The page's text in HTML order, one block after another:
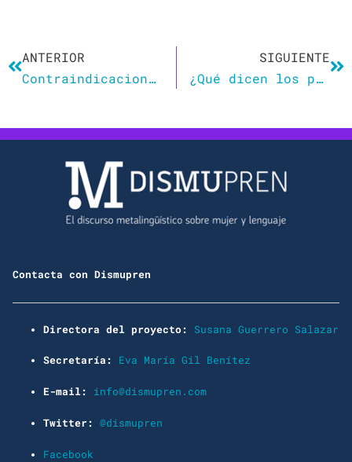
ANTERIOR
Contraindicaciones del masculino genérico
SIGUIENTE
¿Qué dicen los programas electorales del feminismo?
Contacta con Dismupren
Directora del proyecto: Susana Guerrero Salazar
Secretaría: Eva María Gil Benítez
E-mail: info@dismupren.com
Twitter: @dismupren
Facebook